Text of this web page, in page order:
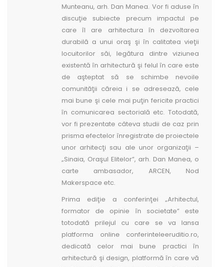
Munteanu, arh. Dan Manea. Vor fi aduse în
discuţie subiecte precum impactul pe
care îl are arhitectura în dezvoltarea
durabilă a unui oraş şi în calitatea vieţii
locuitorilor săi, legătura dintre viziunea
existentă în arhitectură şi felul în care este
de aşteptat să se schimbe nevoile
comunităţii căreia i se adresează, cele
mai bune şi cele mai puţin fericite practici
în comunicarea sectorială etc. Totodată,
vor fi prezentate câteva studii de caz prin
prisma efectelor înregistrate de proiectele
unor arhitecţi sau ale unor organizaţii –
„Sinaia, Oraşul Elitelor”, arh. Dan Manea, o
carte ambasador, ARCEN, Nod
Makerspace etc.
Prima ediţie a conferinţei „Arhitectul,
formator de opinie în societate” este
totodată prilejul cu care se va lansa
platforma online conferinteleeruditio.ro,
dedicată celor mai bune practici în
arhitectură şi design, platformă în care vă